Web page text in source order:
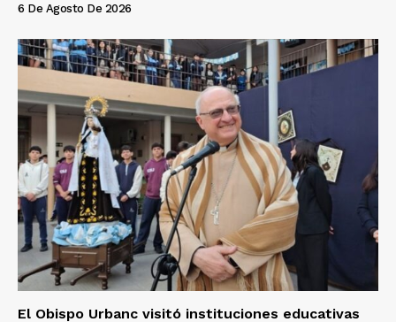
6 De Agosto De 2026
El Obispo Urbanc visitó instituciones educativas